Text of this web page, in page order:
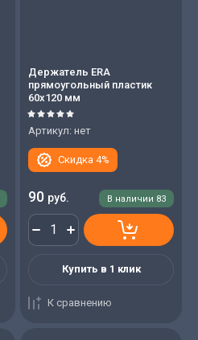
Держатель ERA
прямоугольный пластик
60х120 мм
Артикул: нет
Скидка 4%
В наличии 83
90 руб.
Купить в 1 клик
К сравнению